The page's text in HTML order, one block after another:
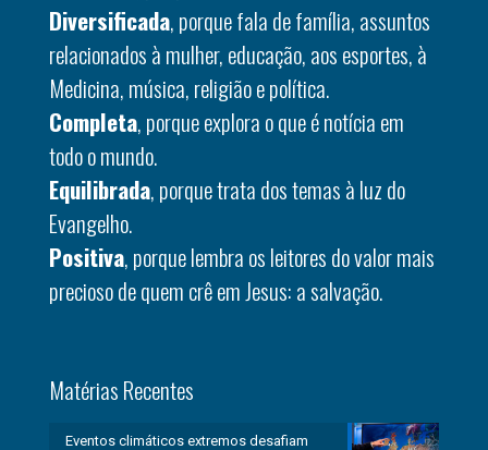
Diversificada, porque fala de família, assuntos
relacionados à mulher, educação, aos esportes, à
Medicina, música, religião e política.
Completa, porque explora o que é notícia em
todo o mundo.
Equilibrada, porque trata dos temas à luz do
Evangelho.
Positiva, porque lembra os leitores do valor mais
precioso de quem crê em Jesus: a salvação.
Matérias Recentes
Eventos climáticos extremos desafiam